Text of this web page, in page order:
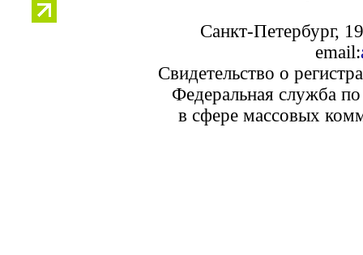
Санкт-Петербург,
email:
Свидетельство о
Федеральная служба по
в сфере массовых